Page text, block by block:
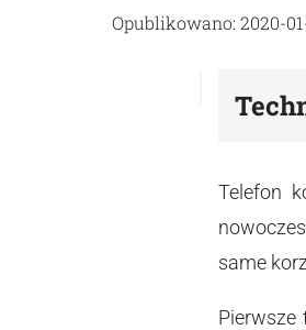
Opublikowano: 2020-
Telefon
same
Pierwsze